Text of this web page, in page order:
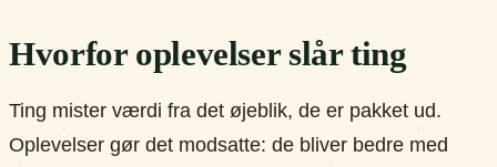
Hvorfor oplevelser slår ting
Ting mister værdi fra det øjeblik, de er pakket ud.
Oplevelser gør det modsatte: de bliver bedre med